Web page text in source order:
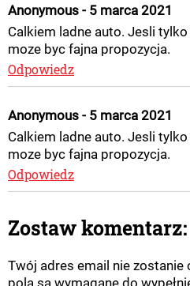
Anonymous - 5 marca 2021
Calkiem ladne auto. Jesli
moze byc fajna propozycja.
Odpowiedz
Anonymous - 5 marca 2021
Calkiem ladne auto. Jesli
moze byc fajna propozycja.
Odpowiedz
Zostaw komentarz:
Twój adres email nie zostanie